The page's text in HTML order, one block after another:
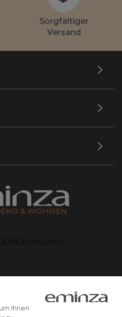
Sorgfältiger
Versand
& WOHNEN